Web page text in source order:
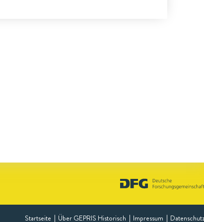
Startseite Über GEPRIS Historisch Impressum Datenschutz